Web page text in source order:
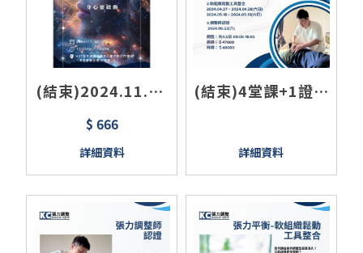
(結束)2024.11.30
台中 RKMK-自我實
現星靈之友/心靈成
長課程
$ 666
詳細資料
(結束)4堂課+1證照
調整師認證
詳細資料